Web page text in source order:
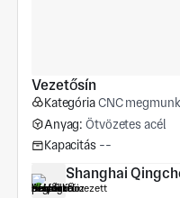
Vezetősín
KategóriaCNC
Anyag: Ötvözetes acél
Kapacitás --
Shanghai